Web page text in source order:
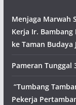
Menjaga Marwah
Kerja Ir. Bambang
ke Taman Budaya
Pameran Tunggal
“Tumbang
Pekerja